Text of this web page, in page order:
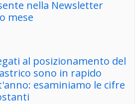
nella Newsletter
mese
al posizionamento del
sono in rapido
esaminiamo le cifre